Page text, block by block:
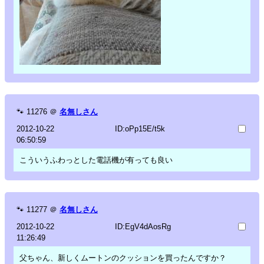
🐾 11276 ＠ 名無しさん
2012-10-22
06:50:59
ID:oPp15E/t5k
こういうふわっとした電話機が有っても良い
🐾 11277 ＠ 名無しさん
2012-10-22
11:26:49
ID:EgV4dAosRg
父ちゃん、新しくムートンのクッションを買ったんですか？